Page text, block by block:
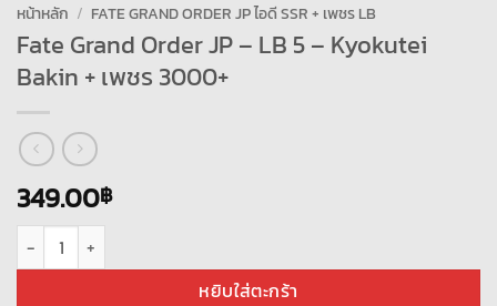
หน้าหลัก / FATE GRAND ORDER JP ไอดี SSR + เพชร LB
Fate Grand Order JP – LB 5 – Kyokutei
Bakin + เพชร 3000+
349.00฿
จำนวน Fate Grand Order JP - LB 5 - Kyokutei Bakin + เพชร 3000+ ชิ้น
หยิบใส่ตะกร้า